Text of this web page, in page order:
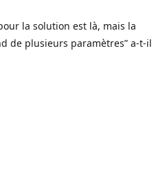
la solution est là, mais la
de plusieurs paramètres” a-t-il